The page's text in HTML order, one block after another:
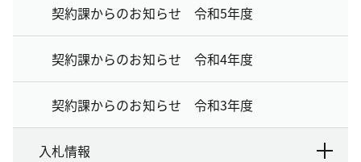
契約課からのお知らせ 令和5年度
契約課からのお知らせ 令和4年度
契約課からのお知らせ 令和3年度
入札情報